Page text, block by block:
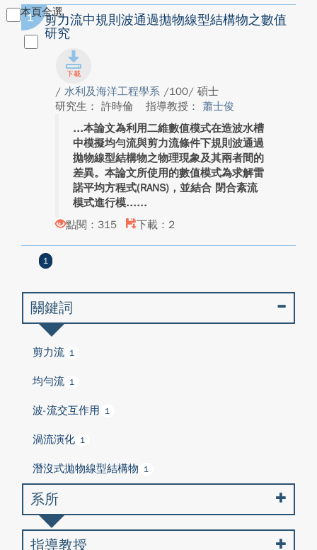
本頁全選
1
剪力流中規則波通過拋物線型結構物之數值
研究
/ 水利及海洋工程學系 /100/ 碩士
研究生： 許時倫
指導教授： 蕭士俊
本論文為利用二維數值模式在造波水槽
中模擬均勻流與剪力流條件下規則波通過
拋物線型結構物之物理現象及其兩者間的
差異。本論文所使用的數值模式為求解雷
諾平均方程式(RANS)，並結合 閉合紊流
模式進行模...
點閱：315
下載：2
1
關鍵詞
剪力流 1
均勻流 1
波-流交互作用 1
渦流演化 1
潛沒式拋物線型結構物 1
系所
指導教授